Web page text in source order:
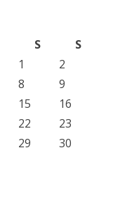
S
S
1
2
8
9
15
16
22
23
29
30